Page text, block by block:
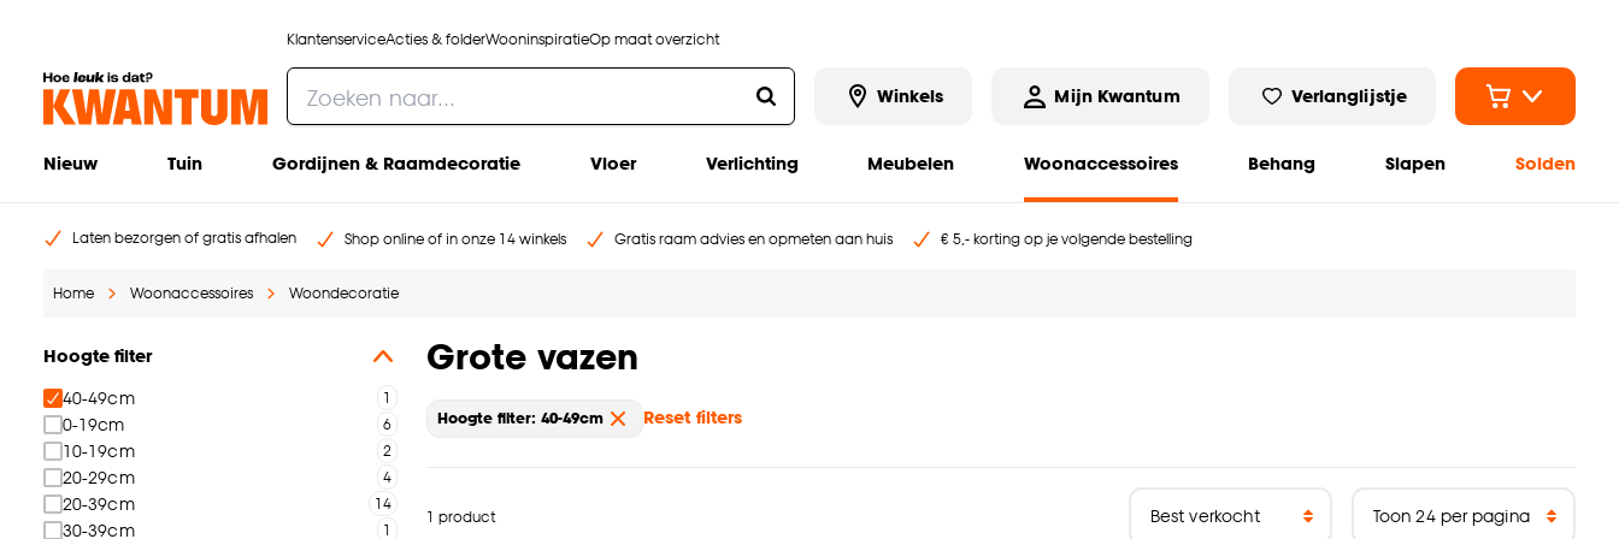
KlantenserviceActies & folderWooninspiratieOp maat overzicht
Winkels Mijn Kwantum Verlanglijstje
Nieuw Tuin Gordijnen & Raamdecoratie Vloer Verlichting Meubelen Woonaccessoires Behang Slapen Solden
Laten bezorgen of gratis afhalen Shop online of in onze 14 winkels Gratis raam advies en opmeten aan huis € 5,- korting op je volgende bestelling
Home Woonaccessoires Woondecoratie
Hoogte filter
40-49cm
0-19cm
10-19cm
20-29cm
20-39cm
30-39cm
Grote vazen
Hoogte filter: 40-49cm Reset filters
1 product